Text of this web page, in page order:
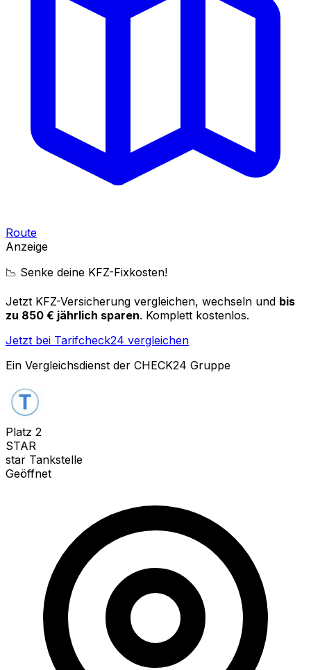
Route
Anzeige
📉 Senke deine KFZ-Fixkosten!
Jetzt KFZ-Versicherung vergleichen, wechseln und bis
zu 850 € jährlich sparen. Komplett kostenlos.
Jetzt bei Tarifcheck24 vergleichen
Ein Vergleichsdienst der CHECK24 Gruppe
Platz 2
STAR
star Tankstelle
Geöffnet